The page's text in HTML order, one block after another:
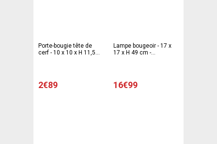
Porte-bougie tête de
cerf - 10 x 10 x H 11,5
2€89
Lampe bougeoir - 17 x
17 x H 49 cm -
16€99